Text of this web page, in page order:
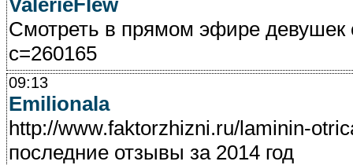
ValerieFlew
Смотреть в прямом эфире девушек
c=260165
09:13
Emilionala
http://www.faktorzhizni.ru/laminin-
последние отзывы за 2014 год